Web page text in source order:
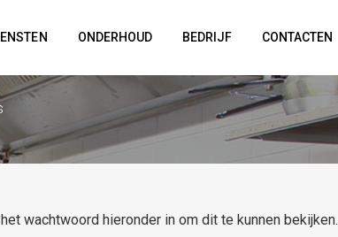
ONDERHOUD BEDRIJF CONTACTEN
wachtwoord hieronder in om dit te kunnen bekijken.